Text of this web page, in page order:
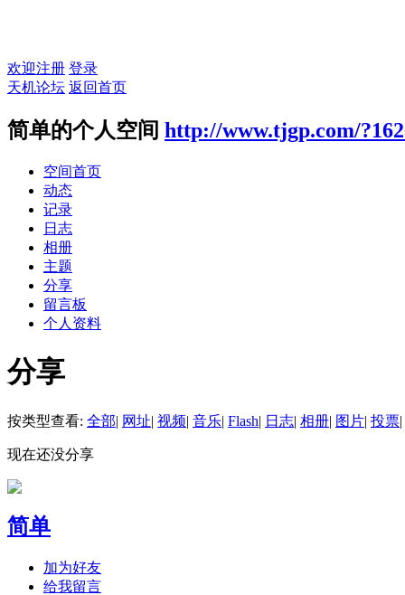
欢迎注册 登录
天机论坛 返回首页
简单的个人空间 http://www.tjgp.com/
空间首页
动态
记录
日志
相册
主题
分享
留言板
个人资料
分享
按类型查看: 全部| 网址| 视频| 音乐| Flash| 日志| 相册| 图片| 投票|
现在还没分享
简单
加为好友
给我留言